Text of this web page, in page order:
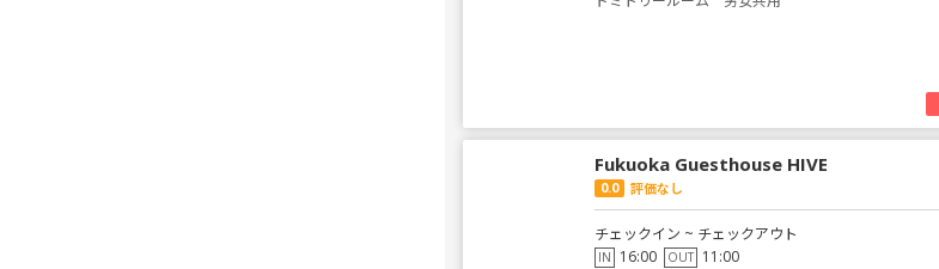
Fukuoka Guesthouse HIVE
0.0 評価なし
チェックイン ~ チェックアウト
IN 16:00 OUT 11:00